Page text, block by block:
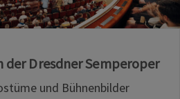
der Dresdner Semperoper
und Bühnenbilder